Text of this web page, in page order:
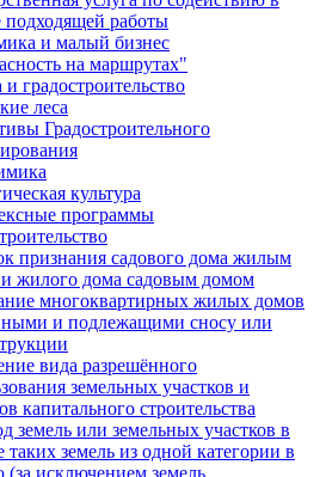
подходящей работы
и малый бизнес
на маршрутах"
градостроительство
леса
Градостроительного
культура
программы
признания садового дома жилым
жилого дома садовым домом
многоквартирных жилых домов
и подлежащими сносу или
вида разрешённого
земельных участков и
капитального строительства
земель или земельных участков в
таких земель из одной категории в